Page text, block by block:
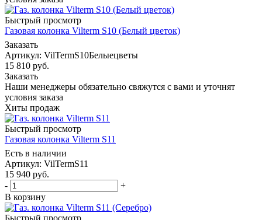
Быстрый просмотр
Газовая колонка Vilterm S10 (Белый цветок)
Заказать
Артикул: VilTermS10Белыецветы
15 810 руб.
Заказать
Наши менеджеры обязательно свяжутся с вами и уточнят
условия заказа
Хиты продаж
Быстрый просмотр
Газовая колонка Vilterm S11
Есть в наличии
Артикул: VilTermS11
15 940 руб.
-
+
В корзину
Быстрый просмотр